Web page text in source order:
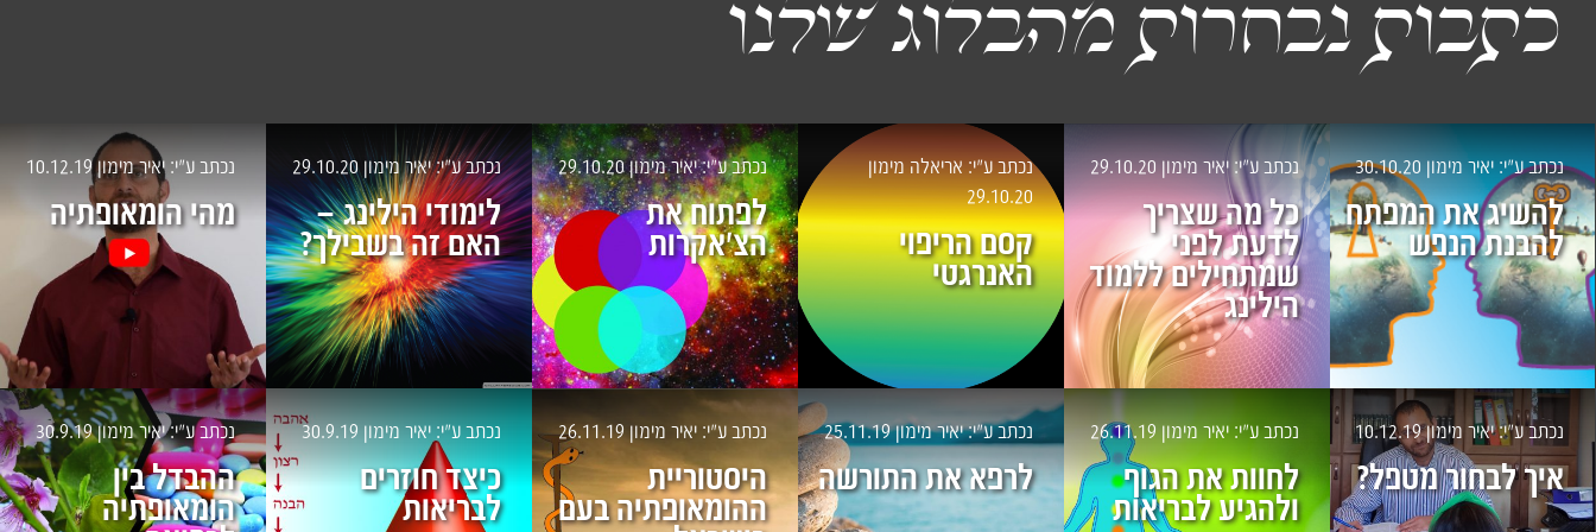
כתבות נבחרות מהבלוג שלנו
נכתב ע״י: יאיר מימון 30.10.20
להשיג את המפתח
להבנת הנפש
נכתב ע״י: יאיר מימון 29.10.20
כל מה שצריך
לדעת לפני
שמתחילים ללמוד
הילינג
נכתב ע״י: אריאלה מימון
29.10.20
קסם הריפוי
האנרגטי
נכתב ע״י: יאיר מימון 29.10.20
לפתוח את
הצ'אקרות
נכתב ע״י: יאיר מימון 29.10.20
לימודי הילינג –
האם זה בשבילך?
נכתב ע״י: יאיר מימון 10.12.19
מהי הומאופתיה
נכתב ע״י: יאיר מימון 10.12.19
איך לבחור מטפל?
נכתב ע״י: יאיר מימון 26.11.19
לחוות את הגוף
ולהגיע לבריאות
נכתב ע״י: יאיר מימון 25.11.19
לרפא את התורשה
נכתב ע״י: יאיר מימון 26.11.19
היסטוריית
ההומאופתיה בעם
נכתב ע״י: יאיר מימון 30.9.19
כיצד חוזרים
לבריאות
נכתב ע״י: יאיר מימון 30.9.19
ההבדל בין
הומאופתיה